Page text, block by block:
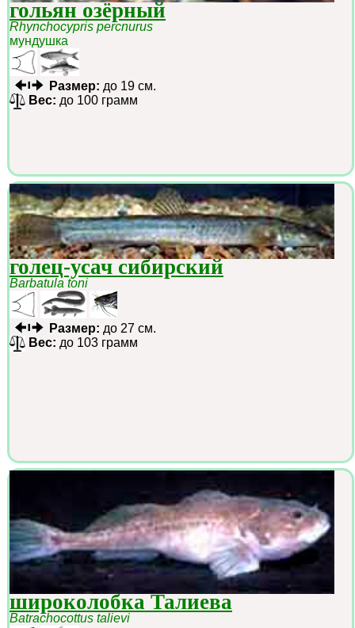
гольян озёрный
Rhynchocypris percnurus
мундушка
Размер: до 19 см.
Вес: до 100 грамм
голец-усач сибирский
Barbatula toni
Размер: до 27 см.
Вес: до 103 грамм
широколобка Талиева
Batrachocottus talievi